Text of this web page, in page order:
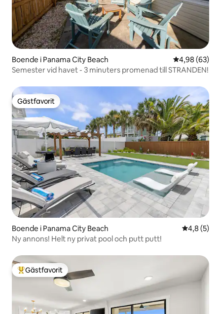
Boende i Panama City Beach 4,98 av 5 i
4,98 (63)
Semester vid havet - 3 minuters promenad till STRANDEN!
Gästfavorit
Gästfavorit
Boende i Panama City Beach 4,8 av 5 i
4,8 (5)
Ny annons! Helt ny privat pool och putt putt!
Populär gästfavorit
Gästfavorit